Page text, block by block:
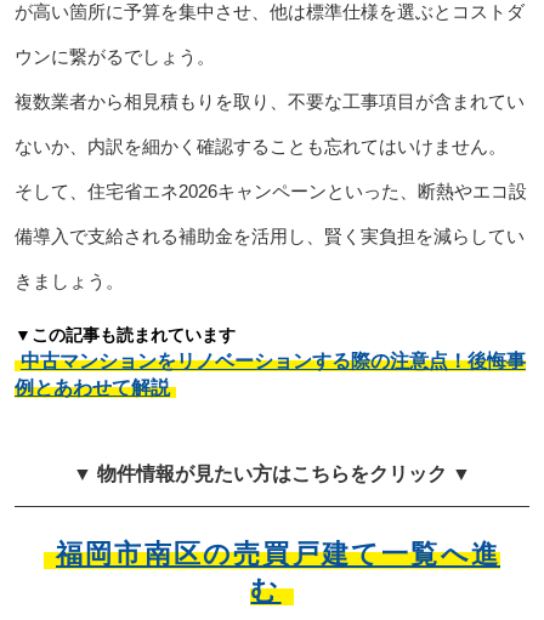
が高い箇所に予算を集中させ、他は標準仕様を選ぶとコストダ
ウンに繋がるでしょう。
複数業者から相見積もりを取り、不要な工事項目が含まれてい
ないか、内訳を細かく確認することも忘れてはいけません。
そして、住宅省エネ2026キャンペーンといった、断熱やエコ設
備導入で支給される補助金を活用し、賢く実負担を減らしてい
きましょう。
▼この記事も読まれています
中古マンションをリノベーションする際の注意点！後悔事
例とあわせて解説
▼ 物件情報が見たい方はこちらをクリック ▼
福岡市南区の売買戸建て一覧へ進
む